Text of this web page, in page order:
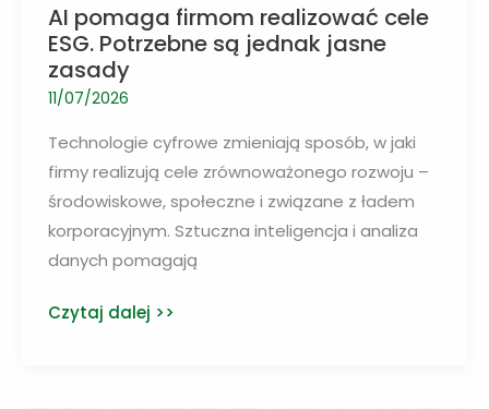
AI pomaga firmom realizować cele
ESG. Potrzebne są jednak jasne
zasady
11/07/2026
Technologie cyfrowe zmieniają sposób, w jaki
firmy realizują cele zrównoważonego rozwoju –
środowiskowe, społeczne i związane z ładem
korporacyjnym. Sztuczna inteligencja i analiza
danych pomagają
AI
Czytaj dalej >>